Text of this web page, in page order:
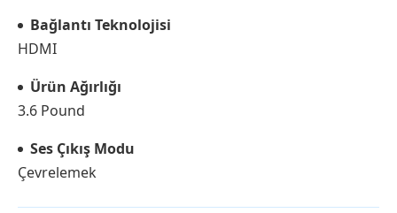
Bağlantı Teknolojisi
HDMI
Ürün Ağırlığı
3.6 Pound
Ses Çıkış Modu
Çevrelemek